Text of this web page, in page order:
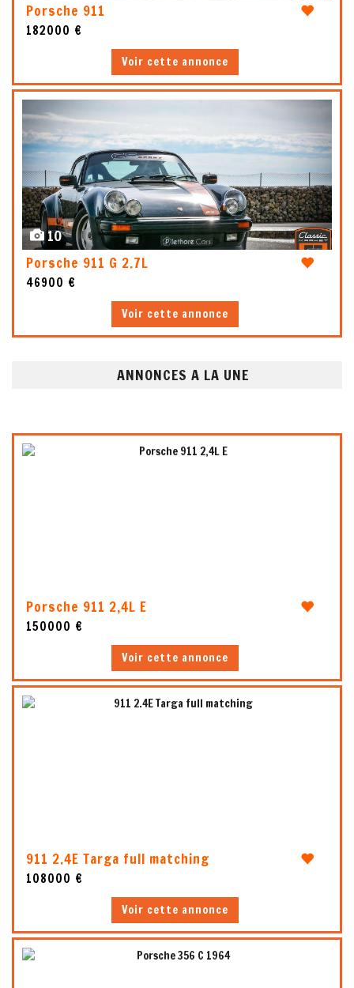
Porsche 911
182000 €
Voir cette annonce
10
Porsche 911 G 2.7L
46900 €
Voir cette annonce
ANNONCES A LA UNE
Porsche 911 2,4L E
150000 €
Voir cette annonce
911 2.4E Targa full matching
108000 €
Voir cette annonce